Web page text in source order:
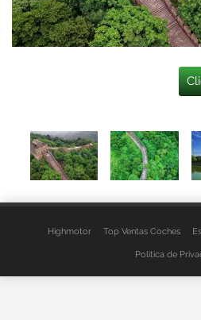
Highmotor Top Ventas Coches
Política de